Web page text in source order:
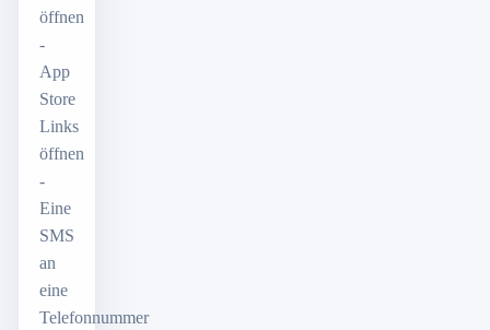
öffnen
-
App
Store
Links
öffnen
-
Eine
SMS
an
eine
Telefonnummer